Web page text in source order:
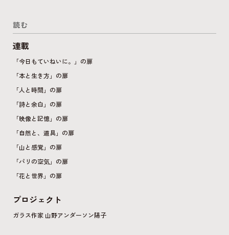
読む
連載
「今日もていねいに。」の扉
「本と生き方」の扉
「人と時間」の扉
「詩と余白」の扉
「映像と記憶」の扉
「自然と、道具」の扉
「山と感覚」の扉
「パリの空気」の扉
「花と世界」の扉
プロジェクト
ガラス作家 山野アンダーソン陽子